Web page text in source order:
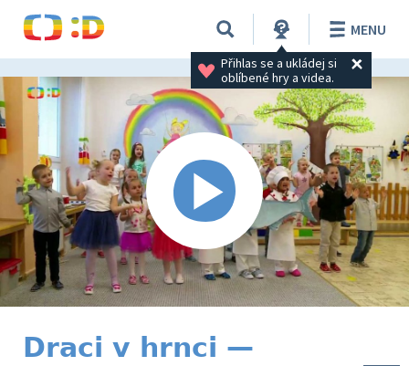
Přihlas se a ukládej si
oblíbené hry a videa.
MENU
Draci v hrnci —